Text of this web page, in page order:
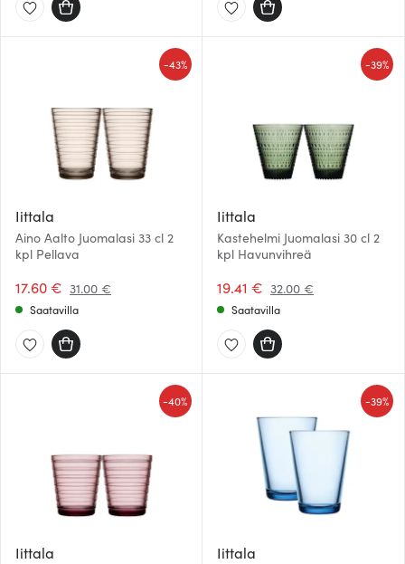
Iittala
Aino Aalto Juomalasi 33 cl 2
kpl Pellava
17.60 € 31.00 €
-43%
Saatavilla
Iittala
Kastehelmi Juomalasi 30 cl 2
kpl Havunvihreä
19.41 € 32.00 €
-39%
Saatavilla
Iittala
-40%
Iittala
-39%